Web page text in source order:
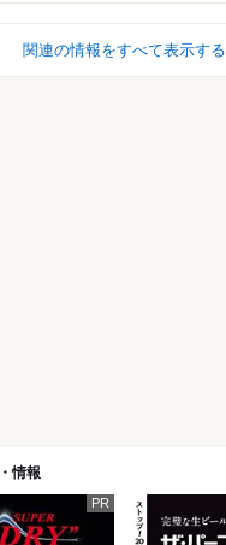
関連の情報をすべて表示する
情報
PR